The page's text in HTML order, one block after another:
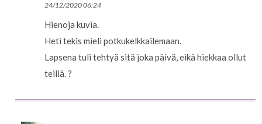
24/12/2020 06:24
Hienoja kuvia.
Heti tekis mieli potkukelkkailemaan.
Lapsena tuli tehtyä sitä joka päivä, eikä hiekkaa ollut
teillä. ?